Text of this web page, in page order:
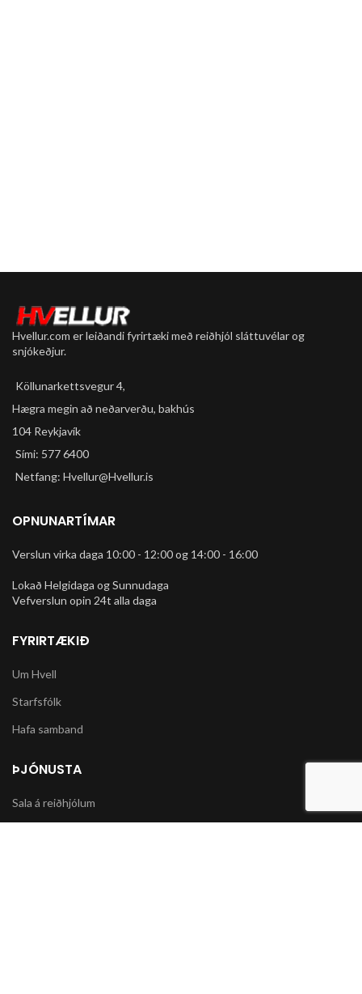
Hvellur.com er leiðandi fyrirtæki með reiðhjól sláttuvélar og
snjókeðjur.
Köllunarkettsvegur 4,
Hægra megin að neðarverðu, bakhús
104 Reykjavík
Sími: 577 6400
Netfang: Hvellur@Hvellur.is
OPNUNARTÍMAR
Verslun virka daga 10:00 - 12:00 og 14:00 - 16:00
Lokað Helgidaga og Sunnudaga
Vefverslun opin 24t alla daga
FYRIRTÆKIÐ
Um Hvell
Starfsfólk
Hafa samband
ÞJÓNUSTA
Sala á reiðhjólum